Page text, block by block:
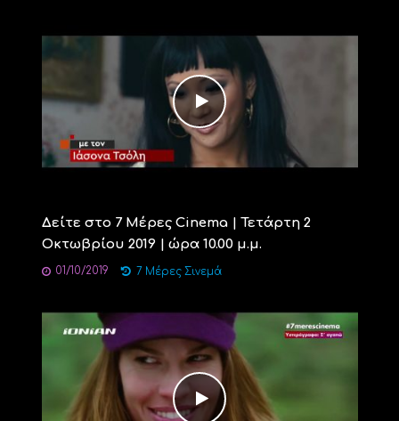
Δείτε στο 7 Μέρες Cinema | Τετάρτη 2
Οκτωβρίου 2019 | ώρα 10.00 μ.μ.
01/10/2019 7 Μέρες Σινεμά